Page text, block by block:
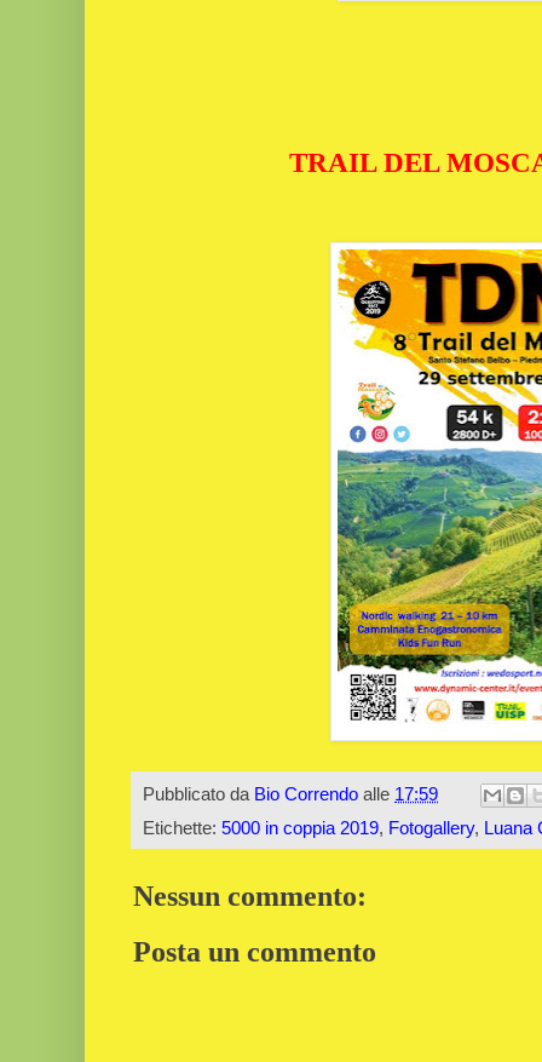
TRAIL DEL
Pubblicato da Bio Correndo alle 17:59
Etichette: 5000 in coppia 2019, Fotogallery, Luana
Nessun commento:
Posta un commento